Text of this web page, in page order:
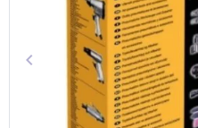
Anterior
keyboard_arrow_left